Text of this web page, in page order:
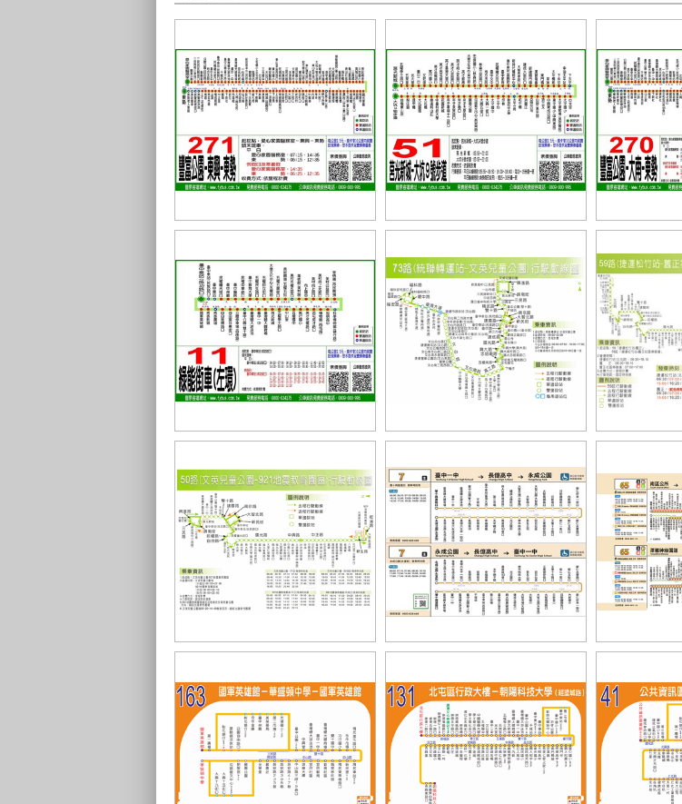
豐原客運271路 豐原客運51路 豐原客運270路
豐原客運11路 統聯客運73路 統聯客運59路
統聯客運50路 東南客運7路 全航客運65路